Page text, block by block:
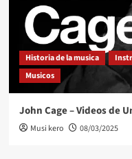
Historia de la musica
Musicos
John Cage – Videos de
Musi kero 08/03/2025